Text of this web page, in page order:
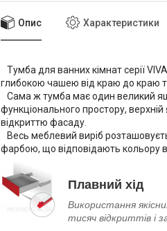
Опис Характеристики
Тумба для ванних кімнат серії
глибокою чашею від краю до краю
Сама ж тумба має один великий
функціонального простору,
відкриттю фасаду.
Весь меблевий виріб
фарбою, що відповідають кольору
Плавний хід
Використання
тисяч відкриттів і